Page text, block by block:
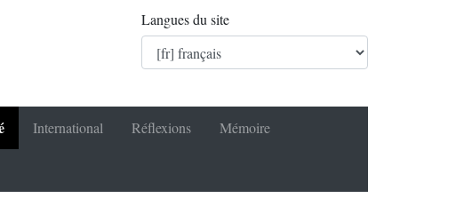
Langues du site
International Réflexions Mémoire